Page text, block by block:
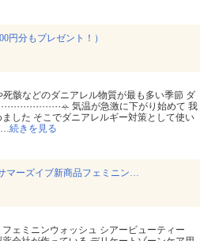
円分もプレゼント！）
どのダニアレル物質が最も多い季節 ダ
気温が急激に下がり始めて 我
した そこでダニアレルギー対策として使い
…続きを見る
マーズイブ新商品フェミニン…
ェミニンウォッシュ シアービューティー